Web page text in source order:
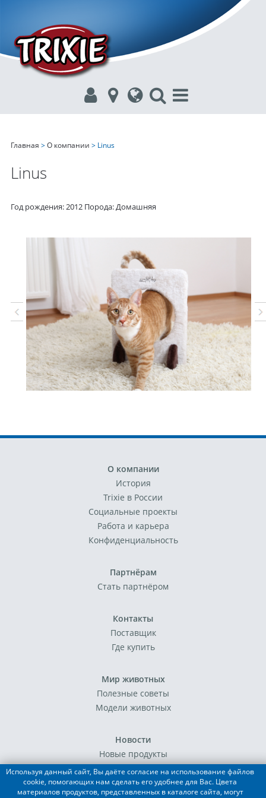
Главная >О компании > Linus
Linus
Год рождения: 2012 Порода: Домашняя
О компании
История
Trixie в России
Социальные проекты
Работа и карьера
Конфиденциальность
Партнёрам
Стать партнёром
Контакты
Поставщик
Где купить
Мир животных
Полезные советы
Модели животных
Новости
Новые продукты
События
Используя данный сайт, Вы даёте согласие на использование файлов
cookie, помогающих нам сделать его удобнее для Вас. Цвета
материалов продуктов, представленных в каталоге сайта, могут